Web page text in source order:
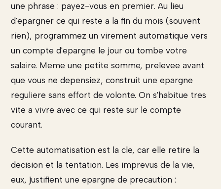
une phrase : payez-vous en premier. Au lieu
d'epargner ce qui reste a la fin du mois (souvent
rien), programmez un virement automatique vers
un compte d'epargne le jour ou tombe votre
salaire. Meme une petite somme, prelevee avant
que vous ne depensiez, construit une epargne
reguliere sans effort de volonte. On s'habitue tres
vite a vivre avec ce qui reste sur le compte
courant.
Cette automatisation est la cle, car elle retire la
decision et la tentation. Les imprevus de la vie,
eux, justifient une epargne de precaution :